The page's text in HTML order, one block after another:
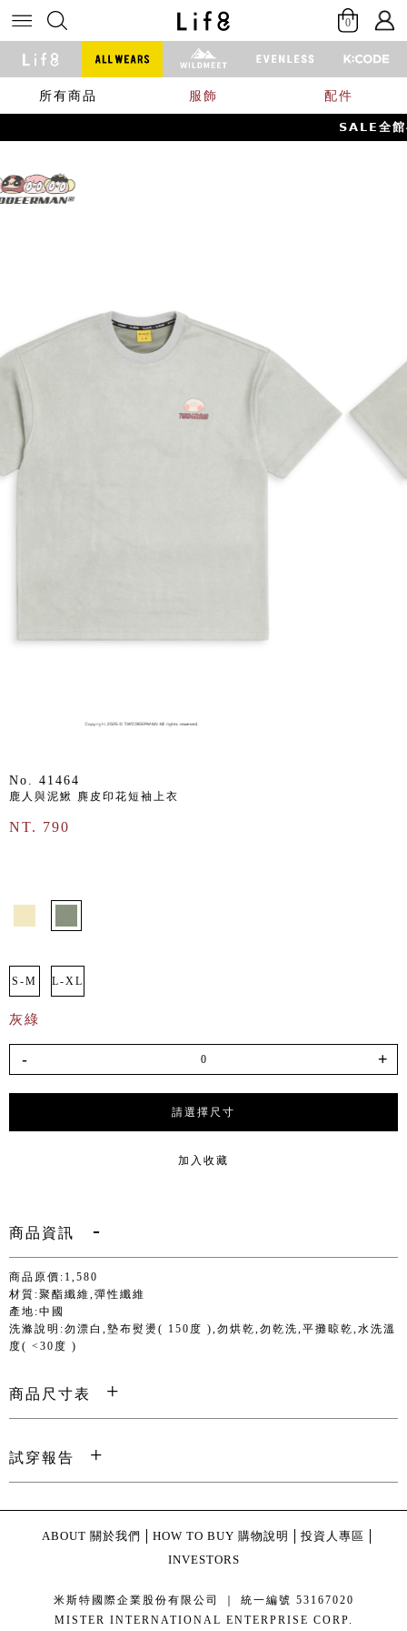
0
所有商品 服飾 配件
𝗦𝗔𝗟𝗘全館
No. 41464
鹿人與泥鰍 麂皮印花短袖上衣
NT. 790
S-M L-XL
灰綠
- +
請選擇尺寸
加入收藏
商品資訊
商品原價:1,580
材質:聚酯纖維,彈性纖維
產地:中國
洗滌說明:勿漂白,墊布熨燙( 150度 ),勿烘乾,勿乾洗,平攤晾乾,水洗溫
度( <30度 )
商品尺寸表
試穿報告
ABOUT 關於我們 HOW TO BUY 購物說明
投資人專區
INVESTORS
米斯特國際企業股份有限公司 ｜ 統一編號 53167020
MISTER INTERNATIONAL ENTERPRISE CORP.